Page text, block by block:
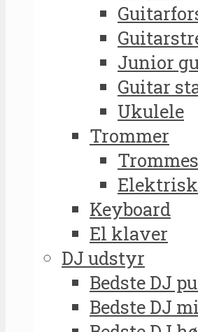
Junior
Guitar
Ukulele
Trommer
Keyboard
El klaver
DJ udstyr
Bedste DJ
Bedste DJ